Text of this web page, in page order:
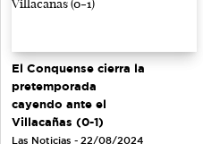
El Conquense cierra la
pretemporada
cayendo ante el
Villacañas (0-1)
Las Noticias - 22/08/2024